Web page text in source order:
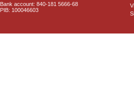
Bank account: 840-181 5666-68
PIB: 100046603